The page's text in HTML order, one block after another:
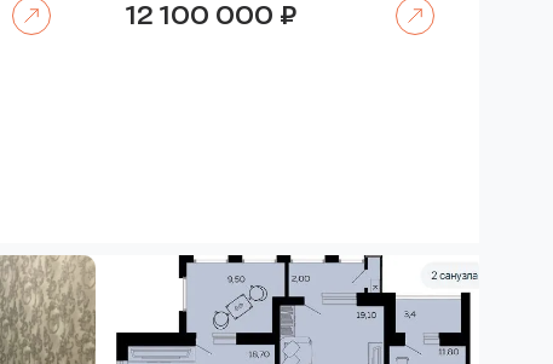
12 100 000 ₽